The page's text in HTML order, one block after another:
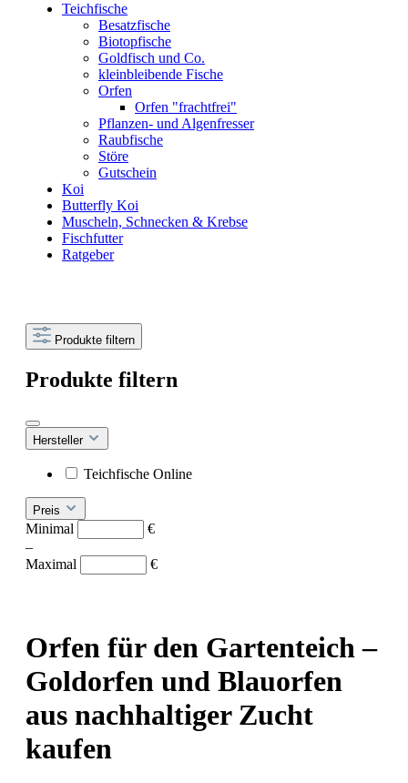
Teichfische
Besatzfische
Biotopfische
Goldfisch und Co.
kleinbleibende Fische
Orfen
Orfen "frachtfrei"
Pflanzen- und Algenfresser
Raubfische
Störe
Gutschein
Koi
Butterfly Koi
Muscheln, Schnecken & Krebse
Fischfutter
Ratgeber
Produkte filtern
Produkte filtern
Hersteller
Teichfische Online
Preis
Minimal
€
–
Maximal
€
Orfen für den Gartenteich –
Goldorfen und Blauorfen
aus nachhaltiger Zucht
kaufen